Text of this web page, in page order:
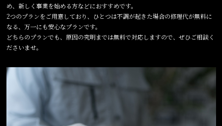
め、新しく事業を始める方などにおすすめです。
2つのプランをご用意しており、ひとつは不調が起きた場合の修理代が無料に
なる、万一にも安心なプランです。
どちらのプランでも、原因の究明までは無料で対応しますので、ぜひご相談く
ださいませ。